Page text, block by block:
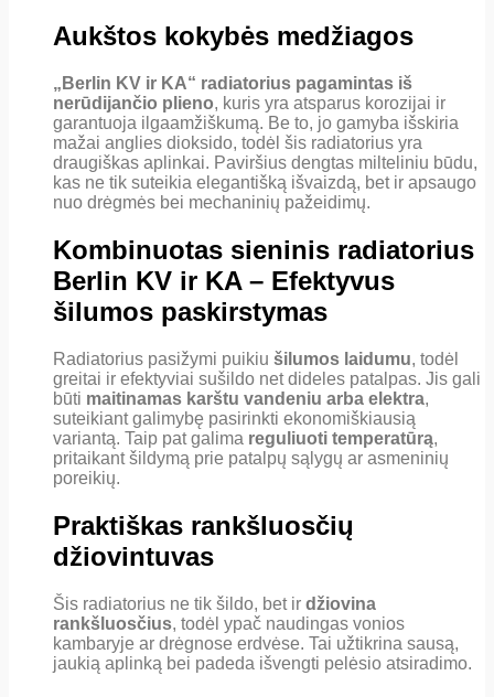
Aukštos kokybės medžiagos
„Berlin KV ir KA“ radiatorius pagamintas iš
nerūdijančio plieno, kuris yra atsparus korozijai ir
garantuoja ilgaamžiškumą. Be to, jo gamyba išskiria
mažai anglies dioksido, todėl šis radiatorius yra
draugiškas aplinkai. Paviršius dengtas milteliniu būdu,
kas ne tik suteikia elegantišką išvaizdą, bet ir apsaugo
nuo drėgmės bei mechaninių pažeidimų.
Kombinuotas sieninis radiatorius
Berlin KV ir KA – Efektyvus
šilumos paskirstymas
Radiatorius pasižymi puikiu šilumos laidumu, todėl
greitai ir efektyviai sušildo net dideles patalpas. Jis gali
būti maitinamas karštu vandeniu arba elektra,
suteikiant galimybę pasirinkti ekonomiškiausią
variantą. Taip pat galima reguliuoti temperatūrą,
pritaikant šildymą prie patalpų sąlygų ar asmeninių
poreikių.
Praktiškas rankšluosčių
džiovintuvas
Šis radiatorius ne tik šildo, bet ir džiovina
rankšluosčius, todėl ypač naudingas vonios
kambaryje ar drėgnose erdvėse. Tai užtikrina sausą,
jaukią aplinką bei padeda išvengti pelėsio atsiradimo.